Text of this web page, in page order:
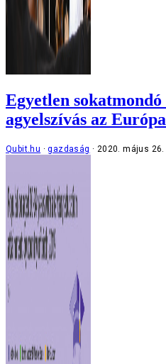
Egyetlen
agyelszívás az
Qubit.hu gazdaság 2020. május 26.